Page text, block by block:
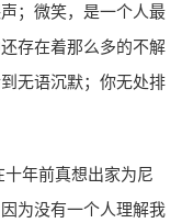
；微笑，是一个人最
存在着那么多的不解
无语沉默；你无处排
年前真想出家为尼
为没有一个人理解我